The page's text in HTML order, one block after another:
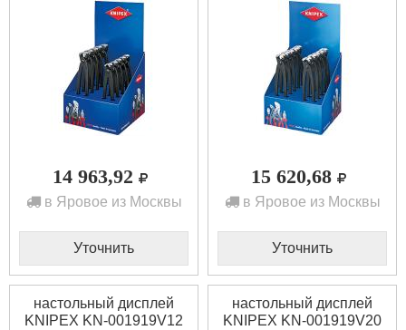
14 963,92
в Яровое из Москвы
Уточнить
15 620,68
в Яровое из Москвы
Уточнить
настольный дисплей
KNIPEX KN-001919V12
настольный дисплей
KNIPEX KN-001919V20